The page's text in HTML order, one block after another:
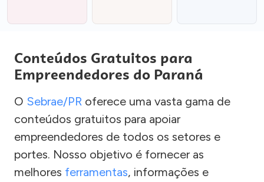
Conteúdos Gratuitos para
Empreendedores do Paraná
O Sebrae/PR oferece uma vasta gama de
conteúdos gratuitos para apoiar
empreendedores de todos os setores e
portes. Nosso objetivo é fornecer as
melhores ferramentas, informações e